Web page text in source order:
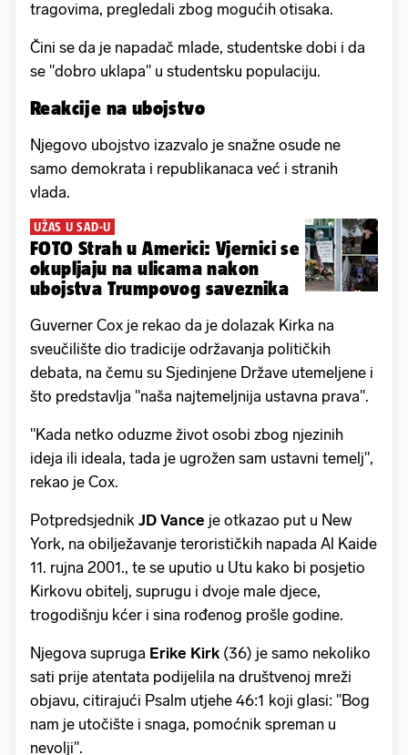
tragovima, pregledali zbog mogućih otisaka.
Čini se da je napadač mlade, studentske dobi i da
se "dobro uklapa" u studentsku populaciju.
Reakcije na ubojstvo
Njegovo ubojstvo izazvalo je snažne osude ne
samo demokrata i republikanaca već i stranih
vlada.
UŽAS U SAD-U
FOTO Strah u Americi: Vjernici se
okupljaju na ulicama nakon
ubojstva Trumpovog saveznika
Guverner Cox je rekao da je dolazak Kirka na
sveučilište dio tradicije održavanja političkih
debata, na čemu su Sjedinjene Države utemeljene i
što predstavlja "naša najtemeljnija ustavna prava".
"Kada netko oduzme život osobi zbog njezinih
ideja ili ideala, tada je ugrožen sam ustavni temelj",
rekao je Cox.
Potpredsjednik JD Vance je otkazao put u New
York, na obilježavanje terorističkih napada Al Kaide
11. rujna 2001., te se uputio u Utu kako bi posjetio
Kirkovu obitelj, suprugu i dvoje male djece,
trogodišnju kćer i sina rođenog prošle godine.
Njegova supruga Erike Kirk (36) je samo nekoliko
sati prije atentata podijelila na društvenoj mreži
objavu, citirajući Psalm utjehe 46:1 koji glasi: "Bog
nam je utočište i snaga, pomoćnik spreman u
nevolji".